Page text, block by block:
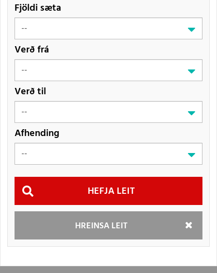
Fjöldi sæta
Verð frá
Verð til
Afhending
HREINSA LEIT
Hefja